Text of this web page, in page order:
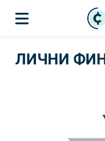
ЛИЧНИ